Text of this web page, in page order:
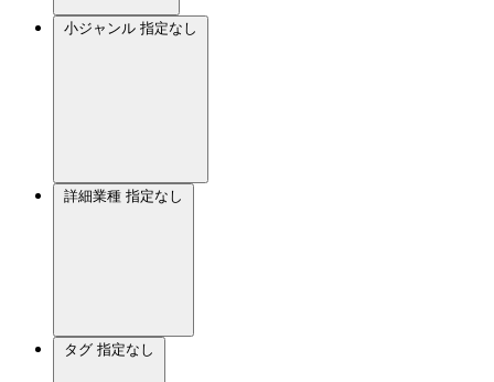
小ジャンル 指定なし
詳細業種 指定なし
タグ 指定なし